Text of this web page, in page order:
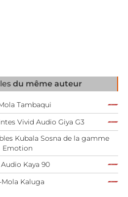
du même auteur
Tambaqui
Vivid Audio Giya G3
Kubala Sosna de la gamme
Emotion
Kaya 90
Kaluga